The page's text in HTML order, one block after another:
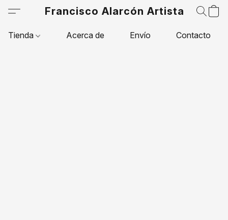
Francisco Alarcón Artista
Tienda Acerca de Envío Contacto